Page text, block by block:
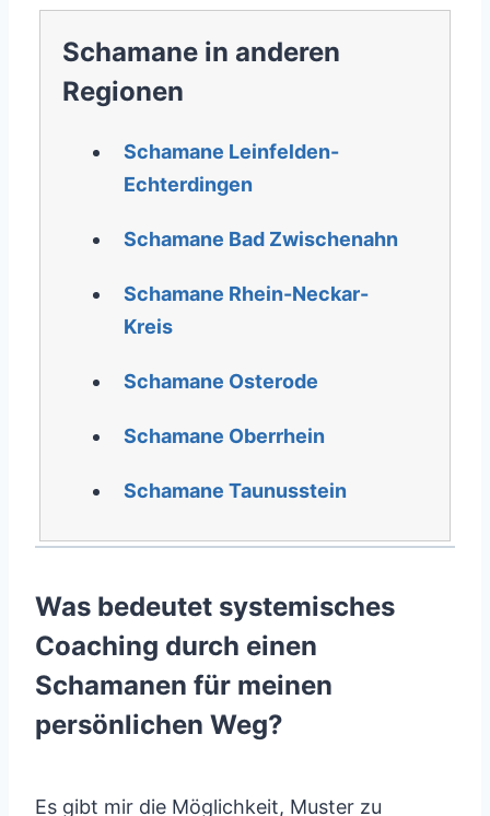
Schamane in anderen
Regionen
Schamane Leinfelden-
Echterdingen
Schamane Bad Zwischenahn
Schamane Rhein-Neckar-
Kreis
Schamane Osterode
Schamane Oberrhein
Schamane Taunusstein
Was bedeutet systemisches
Coaching durch einen
Schamanen für meinen
persönlichen Weg?
Es gibt mir die Möglichkeit, Muster zu